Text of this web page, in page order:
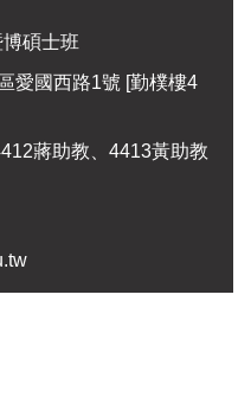
碩士班
愛國西路1號 [勤樸樓4
蔣助教、4413黃助教